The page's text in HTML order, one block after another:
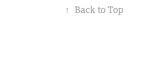
↑ Back to Top